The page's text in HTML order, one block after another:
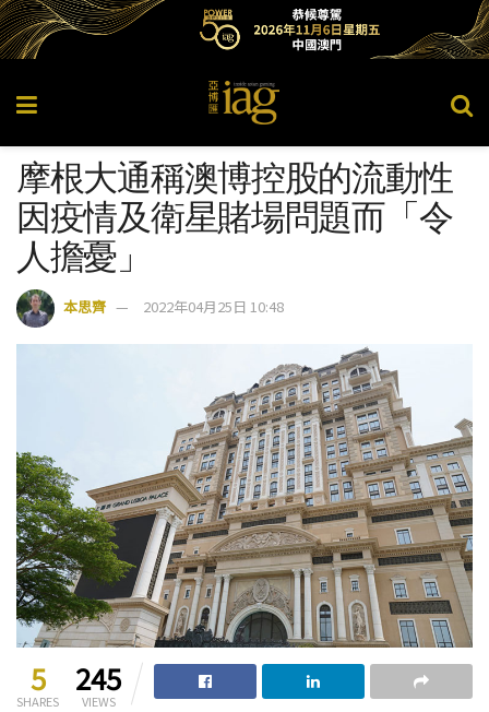
摩根大通稱澳博控股的流動性
因疫情及衛星賭場問題而「令
人擔憂」
本思齊 2022年04月25日 10:48
5
SHARES
245
VIEWS